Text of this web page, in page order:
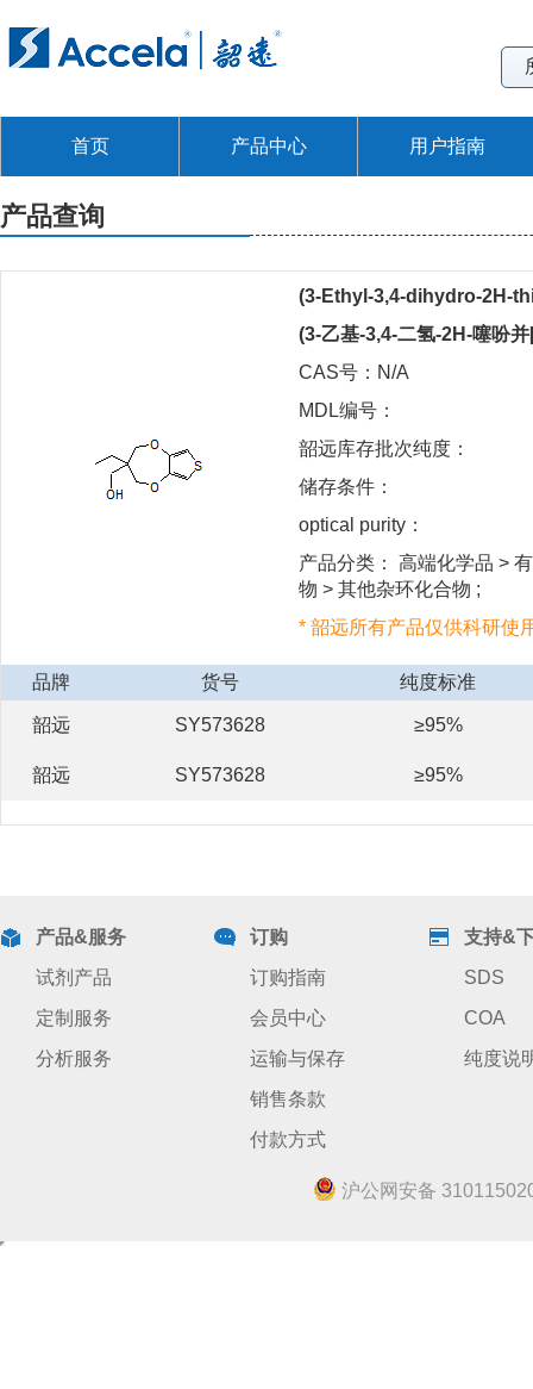
首页 产品中心 用户指南
产品查询
(3-Ethyl-3,4-dihydro-2H-
(3-乙基-3,4-二氢-2H-噻吩
CAS号：N/A
MDL编号：
韶远库存批次纯度：
储存条件：
optical purity：
产品分类： 高端化学品 >
物 > 其他杂环化合物 ;
* 韶远所有产品仅供科研使
品牌 货号 纯度标准
韶远 SY573628 ≥95%
韶远 SY573628 ≥95%
产品&服务
试剂产品
定制服务
分析服务
订购
订购指南
会员中心
运输与保存
销售条款
付款方式
支持&
SDS
COA
纯度说
沪公网安备